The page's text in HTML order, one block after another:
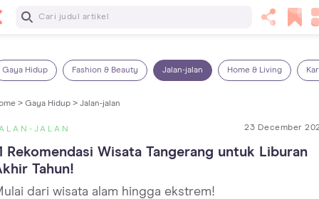
Baca Selanjutnya
Gaya Hidup Fashion & Beauty Jalan-jalan Home & Living
> Gaya Hidup > Jalan-jalan
JALAN 23 December
Rekomendasi Wisata Tangerang untuk Liburan
Tahun!
dari wisata alam hingga ekstrem!